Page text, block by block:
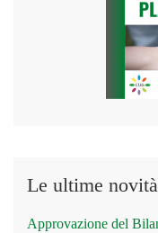
Le ultime novità
Approvazione del